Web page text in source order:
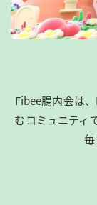
Fibee腸内会は
むコミュニティ